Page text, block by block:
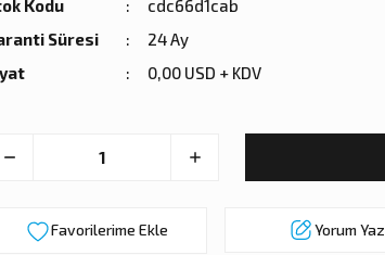
Kodu
cdc66d1cab
Süresi
24 Ay
0,00 USD + KDV
Yorum Yaz